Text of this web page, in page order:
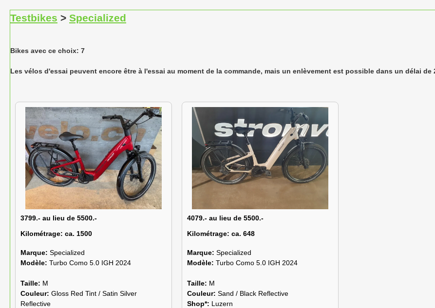
Testbikes > Specialized
Bikes avec ce choix: 7
Les vélos d'essai peuvent encore être à l'essai au moment de la commande, mais un enlèvement est possible dans un délai
3799.- au lieu de 5500.-
Kilométrage: ca. 1500
Marque: Specialized
Modèle: Turbo Como 5.0 IGH 2024
Taille: M
Couleur: Gloss Red Tint / Satin Silver
Reflective
4079.- au lieu de 5500.-
Kilométrage: ca. 648
Marque: Specialized
Modèle: Turbo Como 5.0 IGH 2024
Taille: M
Couleur: Sand / Black Reflective
Shop*: Luzern